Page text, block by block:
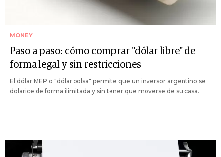
MONEY
Paso a paso: cómo comprar "dólar libre" de
forma legal y sin restricciones
El dólar MEP o "dólar bolsa" permite que un inversor argentino se
dolarice de forma ilimitada y sin tener que moverse de su casa.